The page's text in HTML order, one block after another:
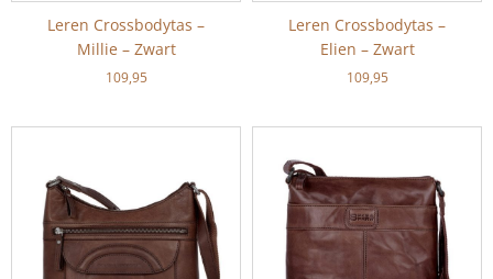
Leren Crossbodytas –
Millie – Zwart
109,95
Leren Crossbodytas –
Elien – Zwart
109,95